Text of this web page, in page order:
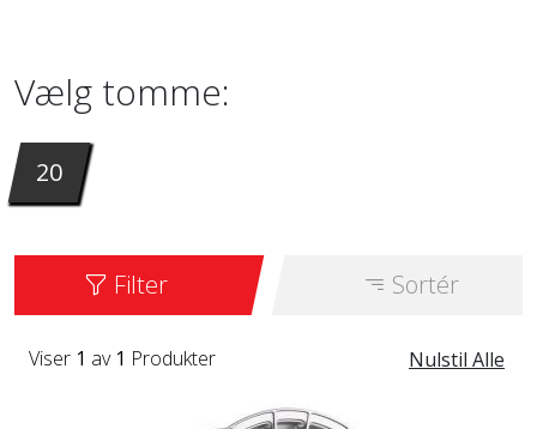
Vælg tomme:
20
Filter Sortér
Nulstil Alle
Viser 1 av 1 Produkter